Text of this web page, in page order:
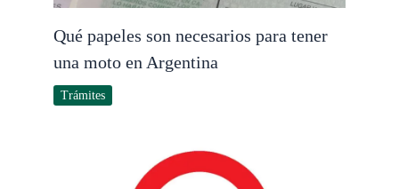
Qué papeles son necesarios para tener
una moto en Argentina
Trámites